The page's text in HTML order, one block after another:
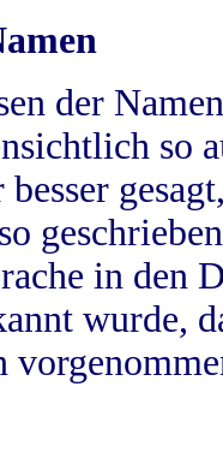
der
so
in
wurde,